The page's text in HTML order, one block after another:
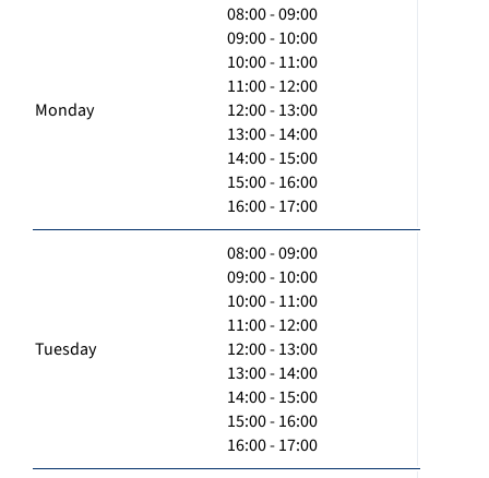
Monday
08:00 - 09:00
09:00 - 10:00
10:00 - 11:00
11:00 - 12:00
12:00 - 13:00
13:00 - 14:00
14:00 - 15:00
15:00 - 16:00
16:00 - 17:00
Tuesday
08:00 - 09:00
09:00 - 10:00
10:00 - 11:00
11:00 - 12:00
12:00 - 13:00
13:00 - 14:00
14:00 - 15:00
15:00 - 16:00
16:00 - 17:00